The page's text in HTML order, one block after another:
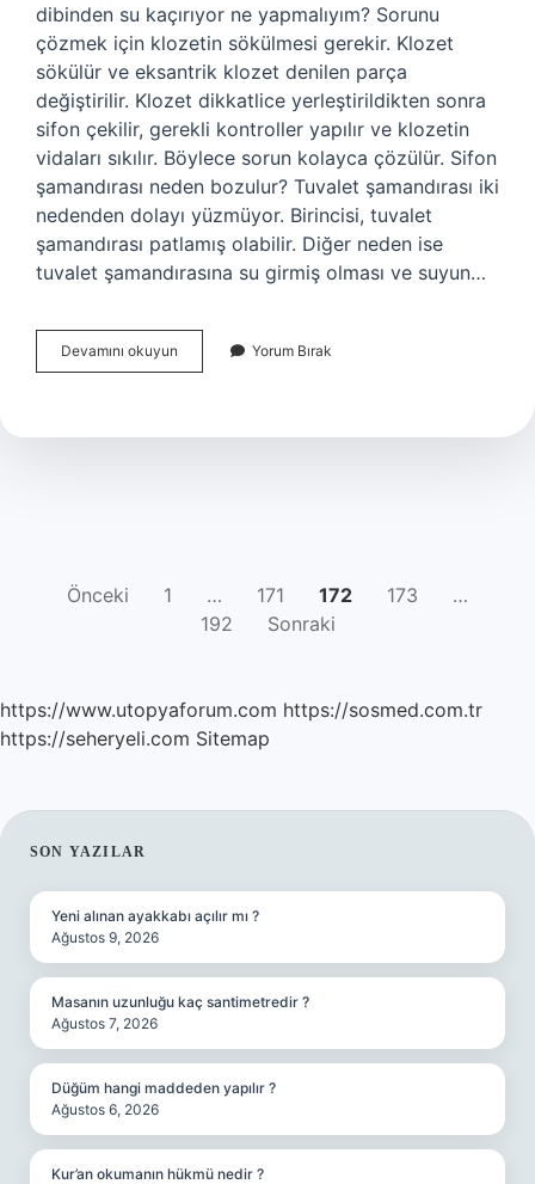
dibinden su kaçırıyor ne yapmalıyım? Sorunu
çözmek için klozetin sökülmesi gerekir. Klozet
sökülür ve eksantrik klozet denilen parça
değiştirilir. Klozet dikkatlice yerleştirildikten sonra
sifon çekilir, gerekli kontroller yapılır ve klozetin
vidaları sıkılır. Böylece sorun kolayca çözülür. Sifon
şamandırası neden bozulur? Tuvalet şamandırası iki
nedenden dolayı yüzmüyor. Birincisi, tuvalet
şamandırası patlamış olabilir. Diğer neden ise
tuvalet şamandırasına su girmiş olması ve suyun…
Devamını okuyun
Neden
Yorum Bırak
YAZI
SAYFALAMASI
Önceki 1 … 171 172 173
…
192
Sonraki
https://www.utopyaforum.com https://sosmed.com.tr
https://seheryeli.com Sitemap
SIDEBAR
SON YAZILAR
Yeni alınan ayakkabı açılır mı ?
Ağustos 9, 2026
Masanın uzunluğu kaç santimetredir ?
Ağustos 7, 2026
Düğüm hangi maddeden yapılır ?
Ağustos 6, 2026
Kur’an okumanın hükmü nedir ?